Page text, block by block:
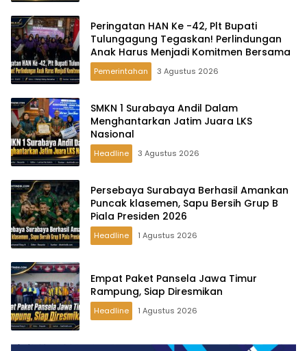
Peringatan HAN Ke -42, Plt Bupati
Tulungagung Tegaskan! Perlindungan
Anak Harus Menjadi Komitmen Bersama
Pemerintahan 3 Agustus 2026
SMKN 1 Surabaya Andil Dalam
Menghantarkan Jatim Juara LKS
Nasional
Headline 3 Agustus 2026
Persebaya Surabaya Berhasil Amankan
Puncak klasemen, Sapu Bersih Grup B
Piala Presiden 2026
Headline 1 Agustus 2026
Empat Paket Pansela Jawa Timur
Rampung, Siap Diresmikan
Headline 1 Agustus 2026